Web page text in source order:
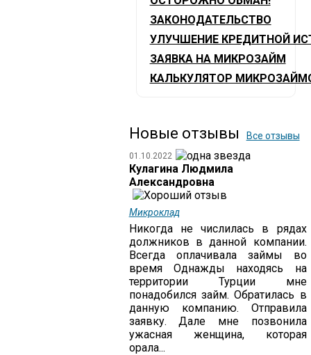
ЗАКОНОДАТЕЛЬСТВО
УЛУЧШЕНИЕ КРЕДИТНОЙ
ЗАЯВКА НА МИКРОЗАЙМ
КАЛЬКУЛЯТОР
Новые отзывы Все отзывы
01.10.2022
Кулагина Людмила
Александровна
Микроклад
Никогда не числилась в рядах
должников в данной компании.
Всегда оплачивала займы во
время Однажды находясь на
территории Турции мне
понадобился займ. Обратилась в
данную компанию. Отправила
заявку. Дале мне позвонила
ужасная женщина, которая
орала...